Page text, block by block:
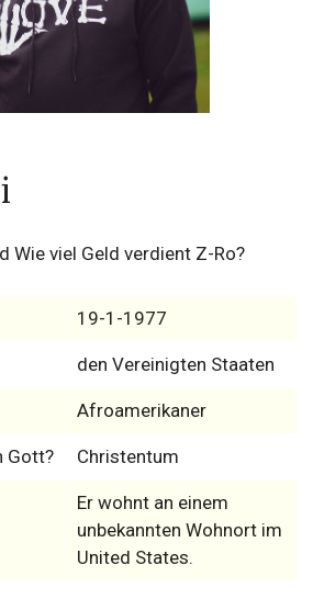
Wie viel Geld verdient Z-Ro?
19-1-1977
den Vereinigten Staaten
Afroamerikaner
Gott? Christentum
Er wohnt an einem
unbekannten Wohnort im
United States.